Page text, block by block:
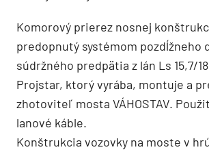
Komorový prierez nosnej
predopnutý systémom pozdĺžneho
súdržného predpätia z lán Ls 15,7/
Projstar, ktorý vyrába, montuje a
zhotoviteľ mosta VÁHOSTAV.
lanové káble.
Konštrukcia vozovky na moste v